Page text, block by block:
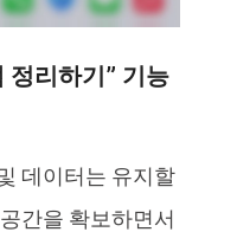
리하기” 기능
데이터는 유지할
간을 확보하면서